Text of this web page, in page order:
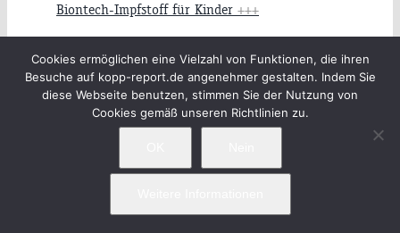
Biontech-Impfstoff für Kinder +++
+++ Unterschätzte Gesundheitsgefahr: Berliner
Professor warnt vor W-LAN an Schulen+++
Cookies ermöglichen eine Vielzahl von Funktionen, die ihren
Besuche auf kopp-report.de angenehmer gestalten. Indem Sie
diese Webseite benutzen, stimmen Sie der Nutzung von
Cookies gemäß unseren Richtlinien zu.